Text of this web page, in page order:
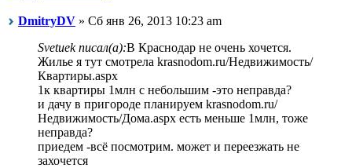
DmitryDV » Сб янв 26, 2013 10:23 am
Svetuek писал(а):В Краснодар не очень хочется.
Жилье я тут смотрела krasnodom.ru/Недвижимость/
Квартиры.aspx
1к квартиры 1млн с небольшим -это неправда?
и дачу в пригороде планируем krasnodom.ru/
Недвижимость/Дома.aspx есть меньше 1млн, тоже
неправда?
приедем -всё посмотрим. может и переезжать не
захочется